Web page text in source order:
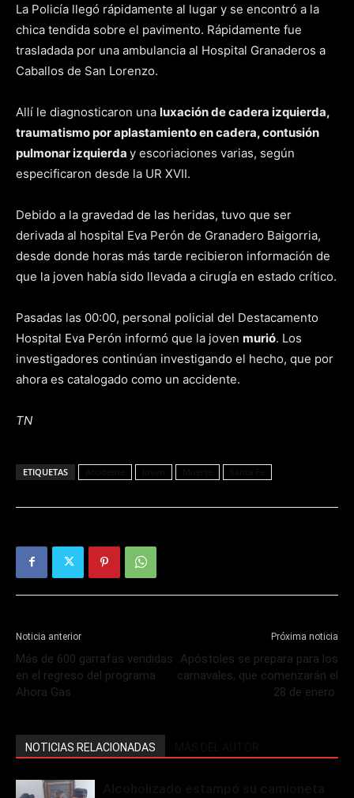
La Policía llegó rápidamente al lugar y se encontró a la
chica tendida sobre el pavimento. Rápidamente fue
trasladada por una ambulancia al Hospital Granaderos a
Caballos de San Lorenzo.
Allí le diagnosticaron una luxación de cadera izquierda,
traumatismo por aplastamiento en cadera, contusión
pulmonar izquierda y escoriaciones varias, según
especificaron desde la UR XVII.
Debido a la gravedad de las heridas, tuvo que ser
derivada al hospital Eva Perón de Granadero Baigorria,
desde donde horas más tarde recibieron información de
que la joven había sido llevada a cirugía en estado crítico.
Pasadas las 00:00, personal policial del Destacamento
Hospital Eva Perón informó que la joven murió. Los
investigadores continúan investigando el hecho, que por
ahora es catalogado como un accidente.
TN
ETIQUETAS
Noticia anterior
Más de 600 garrafas vendidas
en el regreso del programa
Ahora Gas
Próxima noticia
Apóstoles se prepara para los
carnavales, que comenzarán el
28 de enero
NOTICIAS RELACIONADAS